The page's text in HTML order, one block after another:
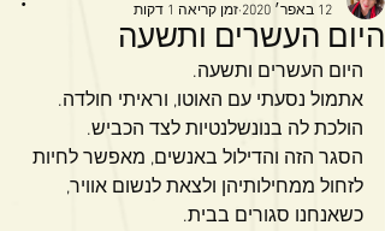
היום העשרים ותשעה
12 באפר׳ 2020
זמן קריאה 1 דקות
היום העשרים ותשעה.
אתמול נסעתי עם האוטו, וראיתי חולדה.
הולכת לה בנונשלנטיות לצד הכביש.
הסגר הזה והדילול באנשים, מאפשר לחיות
לזחול ממחילותיהן ולצאת לנשום אוויר,
כשאנחנו סגורים בבית.